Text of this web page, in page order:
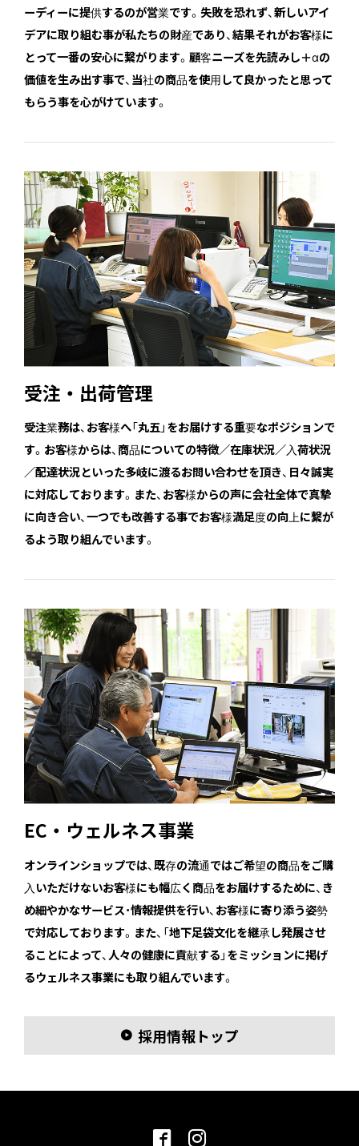
ーディーに提供するのが営業です。失敗を恐れず、新しいアイ
デアに取り組む事が私たちの財産であり、結果それがお客様に
とって一番の安心に繋がります。顧客ニーズを先読みし＋αの
価値を生み出す事で、当社の商品を使用して良かったと思って
もらう事を心がけています。
受注・出荷管理
受注業務は、お客様へ「丸五」をお届けする重要なポジションで
す。お客様からは、商品についての特徴／在庫状況／入荷状況
／配達状況といった多岐に渡るお問い合わせを頂き、日々誠実
に対応しております。また、お客様からの声に会社全体で真摯
に向き合い、一つでも改善する事でお客様満足度の向上に繋が
るよう取り組んでいます。
EC・ウェルネス事業
オンラインショップでは、既存の流通ではご希望の商品をご購
入いただけないお客様にも幅広く商品をお届けするために、き
め細やかなサービス・情報提供を行い、お客様に寄り添う姿勢
で対応しております。また、「地下足袋文化を継承し発展させ
ることによって、人々の健康に貢献する」をミッションに掲げ
るウェルネス事業にも取り組んでいます。
採用情報トップ